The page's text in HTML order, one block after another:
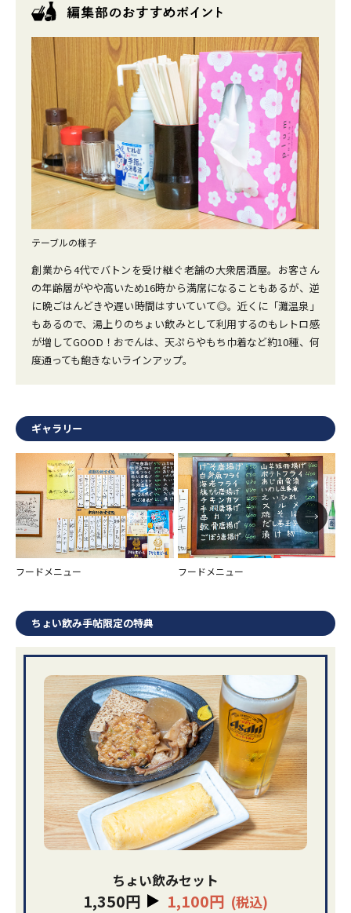
テーブルの様子
創業から4代でバトンを受け継ぐ老舗の大衆居酒屋。お客さん
の年齢層がやや高いため16時から満席になることもあるが、逆
に晩ごはんどきや遅い時間はすいていて◎。近くに「灘温泉」
もあるので、湯上りのちょい飲みとして利用するのもレトロ感
が増してGOOD！おでんは、天ぷらやもち巾着など約10種、何
度通っても飽きないラインアップ。
ギャラリー
フードメニュー フードメニュー
ちょい飲み手帖限定の特典
ちょい飲みセット
1,350円 1,100円 (税込)